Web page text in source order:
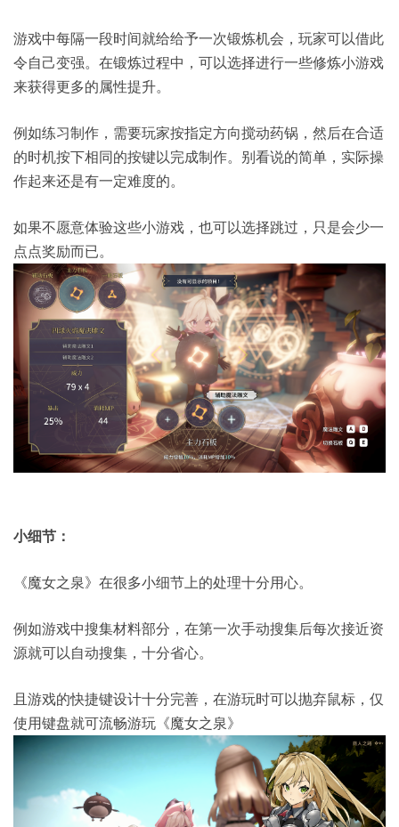
游戏中每隔一段时间就给给予一次锻炼机会，玩家可以借此
令自己变强。在锻炼过程中，可以选择进行一些修炼小游戏
来获得更多的属性提升。
例如练习制作，需要玩家按指定方向搅动药锅，然后在合适
的时机按下相同的按键以完成制作。别看说的简单，实际操
作起来还是有一定难度的。
如果不愿意体验这些小游戏，也可以选择跳过，只是会少一
点点奖励而已。
小细节：
《魔女之泉》在很多小细节上的处理十分用心。
例如游戏中搜集材料部分，在第一次手动搜集后每次接近资
源就可以自动搜集，十分省心。
且游戏的快捷键设计十分完善，在游玩时可以抛弃鼠标，仅
使用键盘就可流畅游玩《魔女之泉》